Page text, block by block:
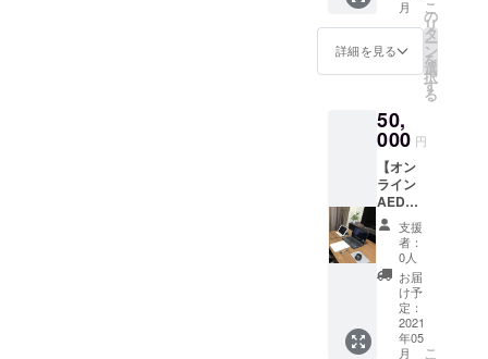
す！
お届け
しま
す！ ○
写真は
イメー
す！ ＊
感謝の
メッ
セー
ジ・動
画・ス
テッ
カーx
３・
トート
バック
x1・パ
ンフ
レット
月
詳細を見る
こ
の
リ
タ
ー
ン
を
選
択
す
る
50,
000 円
【オン
ライン
AED講
習】 オ
ンライ
ンで
AED講
習を提
供させ
ていた
だきま
支援
者：
0人
お届
け予
定：
2021
年05
月
こ